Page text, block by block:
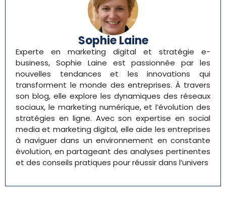
Sophie Laine
Experte en marketing digital et stratégie e-
business, Sophie Laine est passionnée par les
nouvelles tendances et les innovations qui
transforment le monde des entreprises. À travers
son blog, elle explore les dynamiques des réseaux
sociaux, le marketing numérique, et l’évolution des
stratégies en ligne. Avec son expertise en social
media et marketing digital, elle aide les entreprises
à naviguer dans un environnement en constante
évolution, en partageant des analyses pertinentes
et des conseils pratiques pour réussir dans l’univers